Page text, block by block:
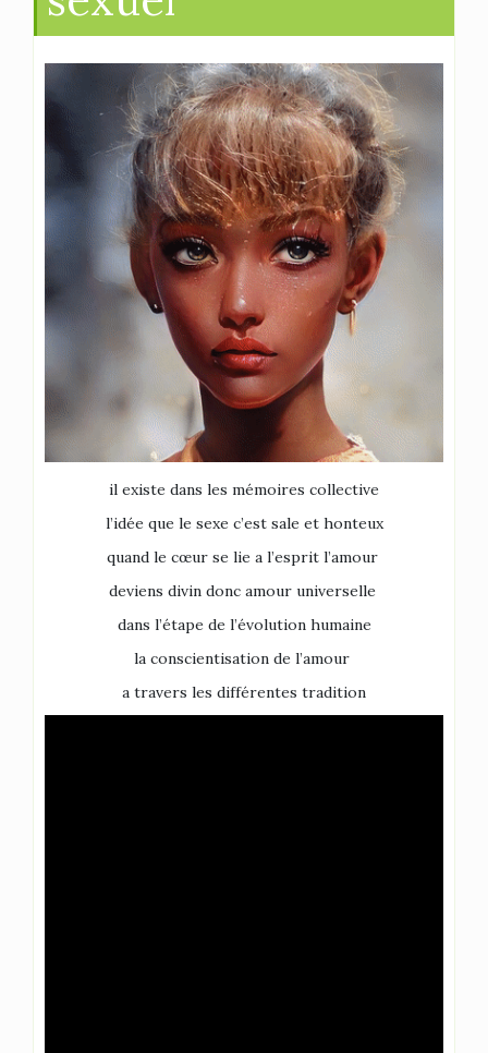
il existe dans les mémoires collective
l’idée que le sexe c’est sale et honteux
quand le cœur se lie a l’esprit l’amour
deviens divin donc amour universelle
dans l’étape de l’évolution humaine
la conscientisation de l’amour
a travers les différentes tradition